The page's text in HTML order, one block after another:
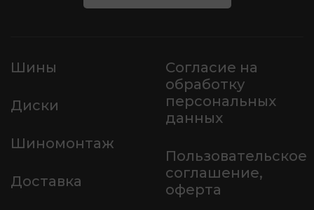
Шины
Диски
Шиномонтаж
Доставка
Согласие на
обработку
персональных
данных
Пользовательское
соглашение,
оферта